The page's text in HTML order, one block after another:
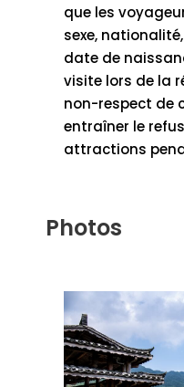
que les
sexe,
date de
visite lors de la
non-respect de
entraîner le
attractions
Photos